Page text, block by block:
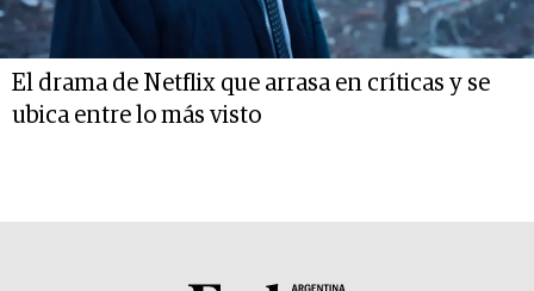
El drama de Netflix que arrasa en críticas y se
ubica entre lo más visto